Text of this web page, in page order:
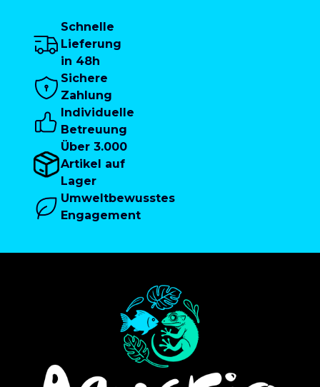
Schnelle
Lieferung
in 48h
Sichere
Zahlung
Individuelle
Betreuung
Über 3.000
Artikel auf
Lager
Umweltbewusstes
Engagement